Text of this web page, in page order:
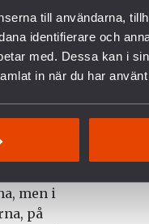
till användarna,
identifierare och
med. Dessa kan i
in när du har
de
makt
och
är en
men i
på